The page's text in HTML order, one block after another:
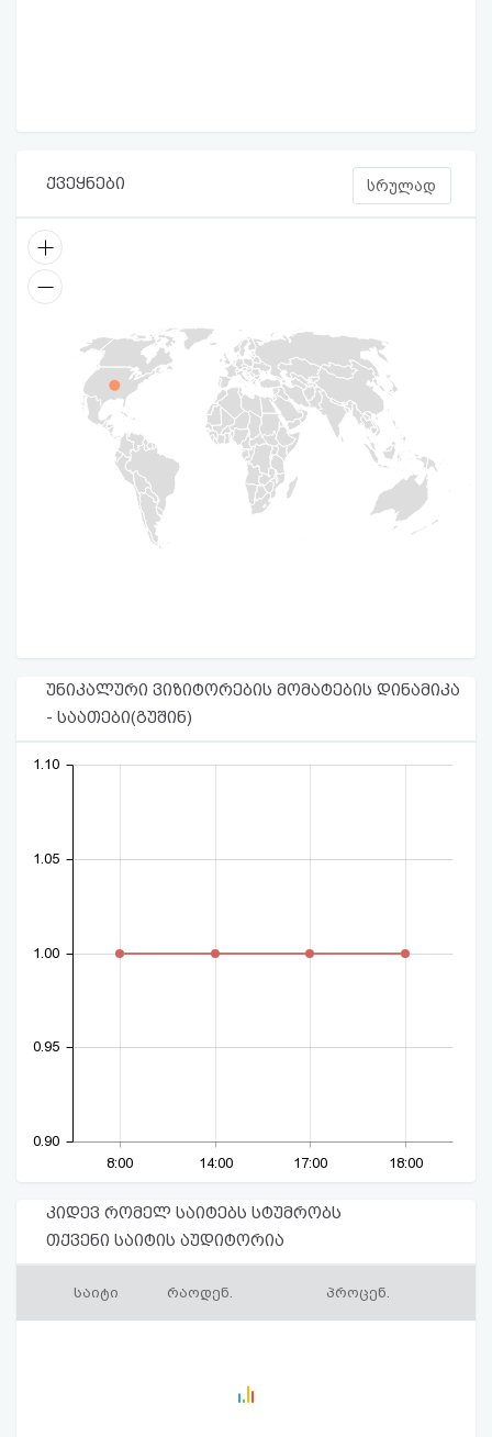
ქვეყნები სრულად
უნიკალური ვიზიტორების მომატების დინამიკა
- საათები(გუშინ)
8:00 14:00 17:00 18:00
0.90
0.95
1.00
1.05
1.10
კიდევ რომელ საიტებს სტუმრობს
თქვენი საიტის აუდიტორია
საიტი რაოდენ. პროცენ.